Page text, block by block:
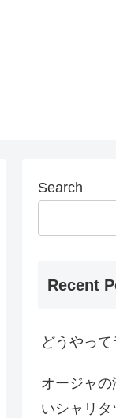
Search
Recent
どうやっ
オージャ
いシャリ